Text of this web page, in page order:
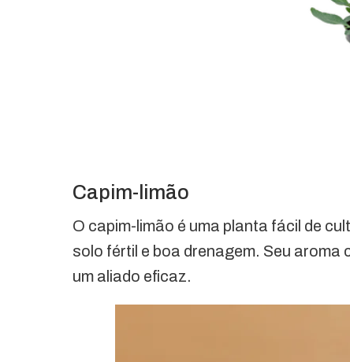
Capim-limão
O capim-limão é uma planta fácil de
solo fértil e boa drenagem. Seu
um aliado eficaz.